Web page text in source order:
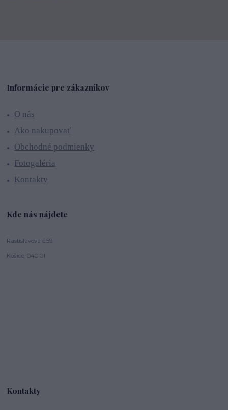
Informácie pre zákazníkov
O nás
Ako nakupovať
Obchodné podmienky
Fotogaléria
Kontakty
Kde nás nájdete
Rastislavova č.59
Košice, 040 01
Kontakty